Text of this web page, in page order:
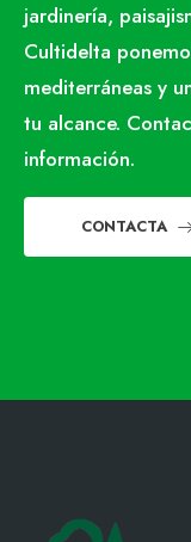
jardinería,
Cultidelta
mediterráneas y
tu alcance.
información.
CONTACTA